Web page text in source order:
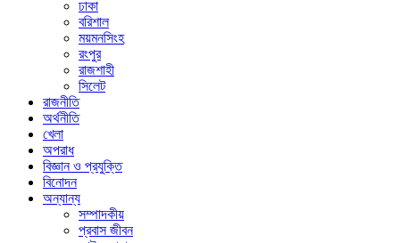
ঢাকা
বরিশাল
ময়মনসিংহ
রংপুর
রাজশাহী
সিলেট
রাজনীতি
অর্থনীতি
খেলা
অপরাধ
বিজ্ঞান ও প্রযুক্তি
বিনোদন
অন্যান্য
সম্পাদকীয়
প্রবাস জীবন